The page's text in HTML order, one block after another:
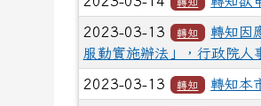
2023-03-13 轉知
轉知因
服勤實施辦法」，行政院人
2023-03-13 轉知 轉知本